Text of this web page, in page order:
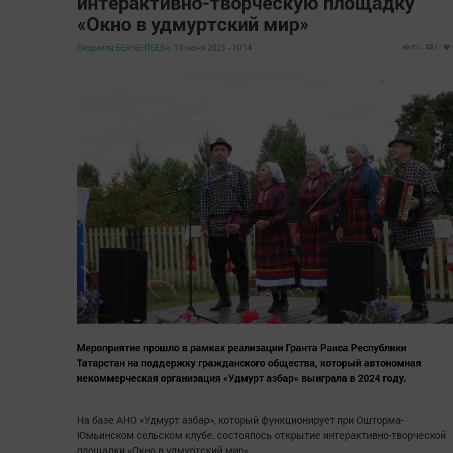
«Окно в удмуртский мир»
Людмила БЕКЧЕНТЕЕВА, 19 июня 2025 - 10:14 512 0
Мероприятие прошло в рамках реализации Гранта Раиса Республики
Татарстан на поддержку гражданского общества, который автономная
некоммерческая организация «Удмурт азбар» выиграла в 2024 году.
На базе АНО «Удмурт азбар», который функционирует при Ошторма-
Юмьинском сельском клубе, состоялось открытие интерактивно-творческой
площадки «Окно в удмуртский мир».